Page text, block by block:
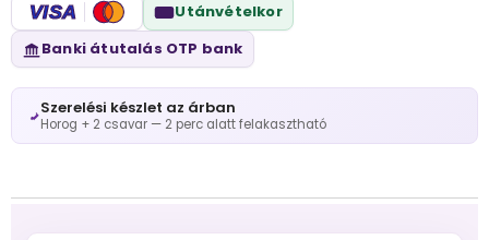
VISA
Utánvételkor
Banki átutalás OTP bank
Szerelési készlet az árban
Horog + 2 csavar — 2 perc alatt felakasztható